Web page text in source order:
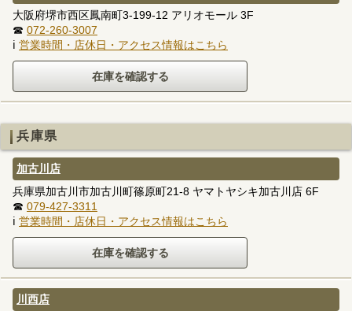
大阪府堺市西区鳳南町3-199-12 アリオモール 3F
☎ 072-260-3007
ℹ 営業時間・店休日・アクセス情報はこちら
兵庫県
加古川店
兵庫県加古川市加古川町篠原町21-8 ヤマトヤシキ加古川店 6F
☎ 079-427-3311
ℹ 営業時間・店休日・アクセス情報はこちら
川西店